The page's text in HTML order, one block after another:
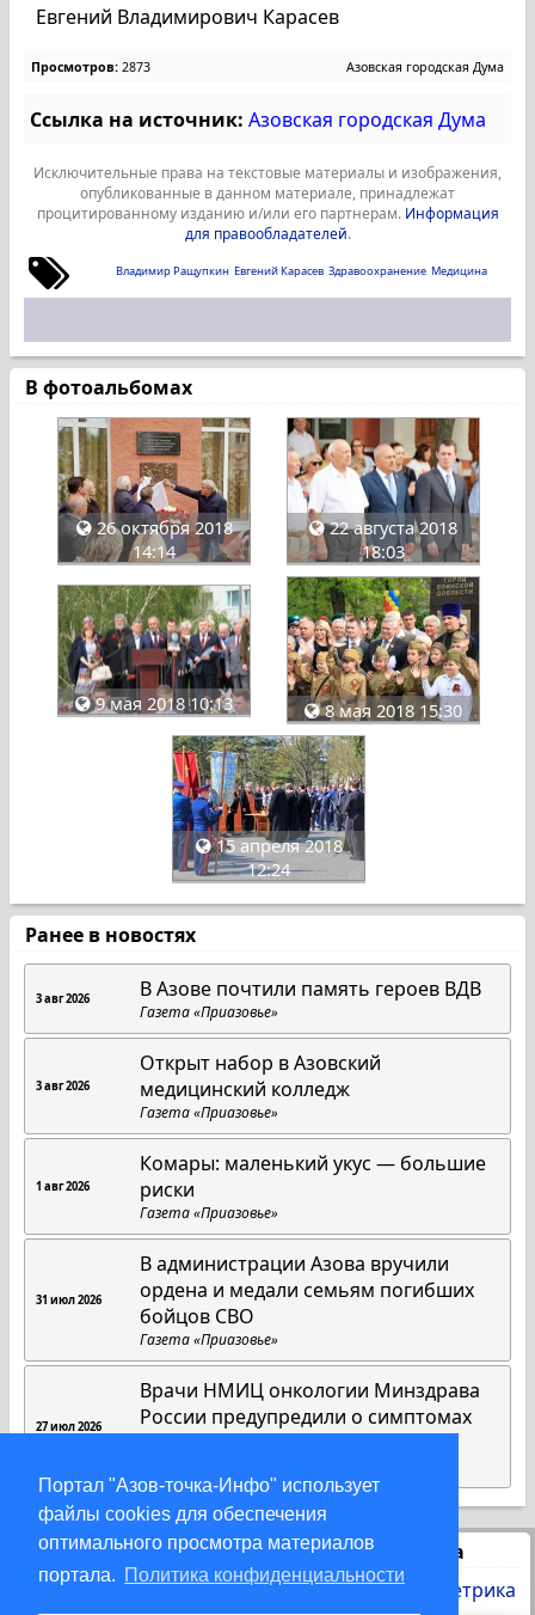
Портал "Азов-точка-Инфо" использует
файлы cookies для обеспечения
оптимального просмотра материалов
портала. Политика конфиденциальности
Евгений Владимирович Карасев
Просмотров: 2873 Азовская городская Дума
Ссылка на источник: Азовская городская Дума
Исключительные права на текстовые материалы и изображения,
опубликованные в данном материале, принадлежат
процитированному изданию и/или его партнерам. Информация
для правообладателей.
Владимир Ращупкин Евгений Карасев Здравоохранение Медицина
В фотоальбомах
26 октября 2018
14:14
22 августа 2018
18:03
9 мая 2018 10:13 8 мая 2018 15:30
15 апреля 2018
12:24
Ранее в новостях
3 авг 2026 В Азове почтили память героев ВДВ
Газета «Приазовье»
3 авг 2026
Открыт набор в Азовский
медицинский колледж
Газета «Приазовье»
1 авг 2026
Комары: маленький укус — большие
риски
Газета «Приазовье»
31 июл 2026
В администрации Азова вручили
ордена и медали семьям погибших
бойцов СВО
Газета «Приазовье»
27 июл 2026
Врачи НМИЦ онкологии Минздрава
России предупредили о симптомах
Статистика